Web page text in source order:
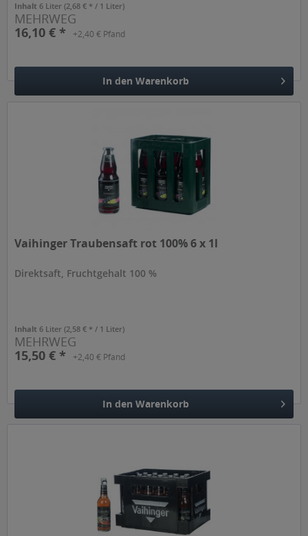
Inhalt6 Liter(2,68 € * / 1 Liter)
MEHRWEG
16,10 € *
+2,40 € Pfand
In den Warenkorb
Vaihinger Traubensaft rot 100% 6 x 1l
Direktsaft, Fruchtgehalt 100 %
Inhalt6 Liter(2,58 € * / 1 Liter)
MEHRWEG
15,50 € *
+2,40 € Pfand
In den Warenkorb